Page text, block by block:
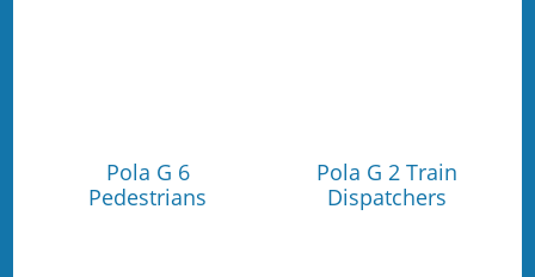
Pola G 6
Pedestrians
Pola G 2 Train
Dispatchers